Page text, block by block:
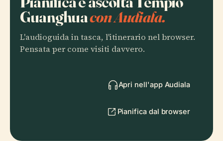
Guanghuacon Audiala.
L'audioguida in tasca, l'itinerario nel browser.
Pensata per come visiti davvero.
Apri nell'app Audiala
Pianifica dal browser